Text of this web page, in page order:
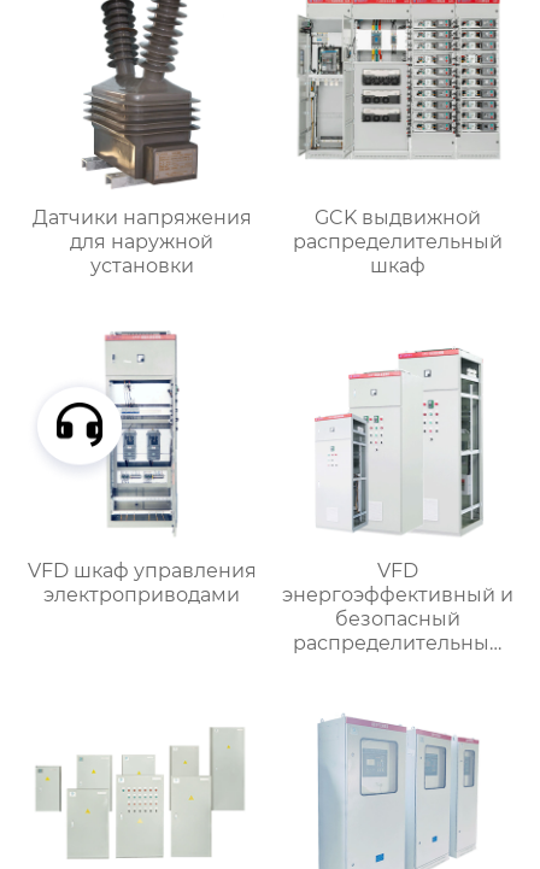
Датчики напряжения
для наружной
установки
GCK выдвижной
распределительный
шкаф
VFD шкаф управления
электроприводами
VFD
энергоэффективный и
безопасный
распределительный